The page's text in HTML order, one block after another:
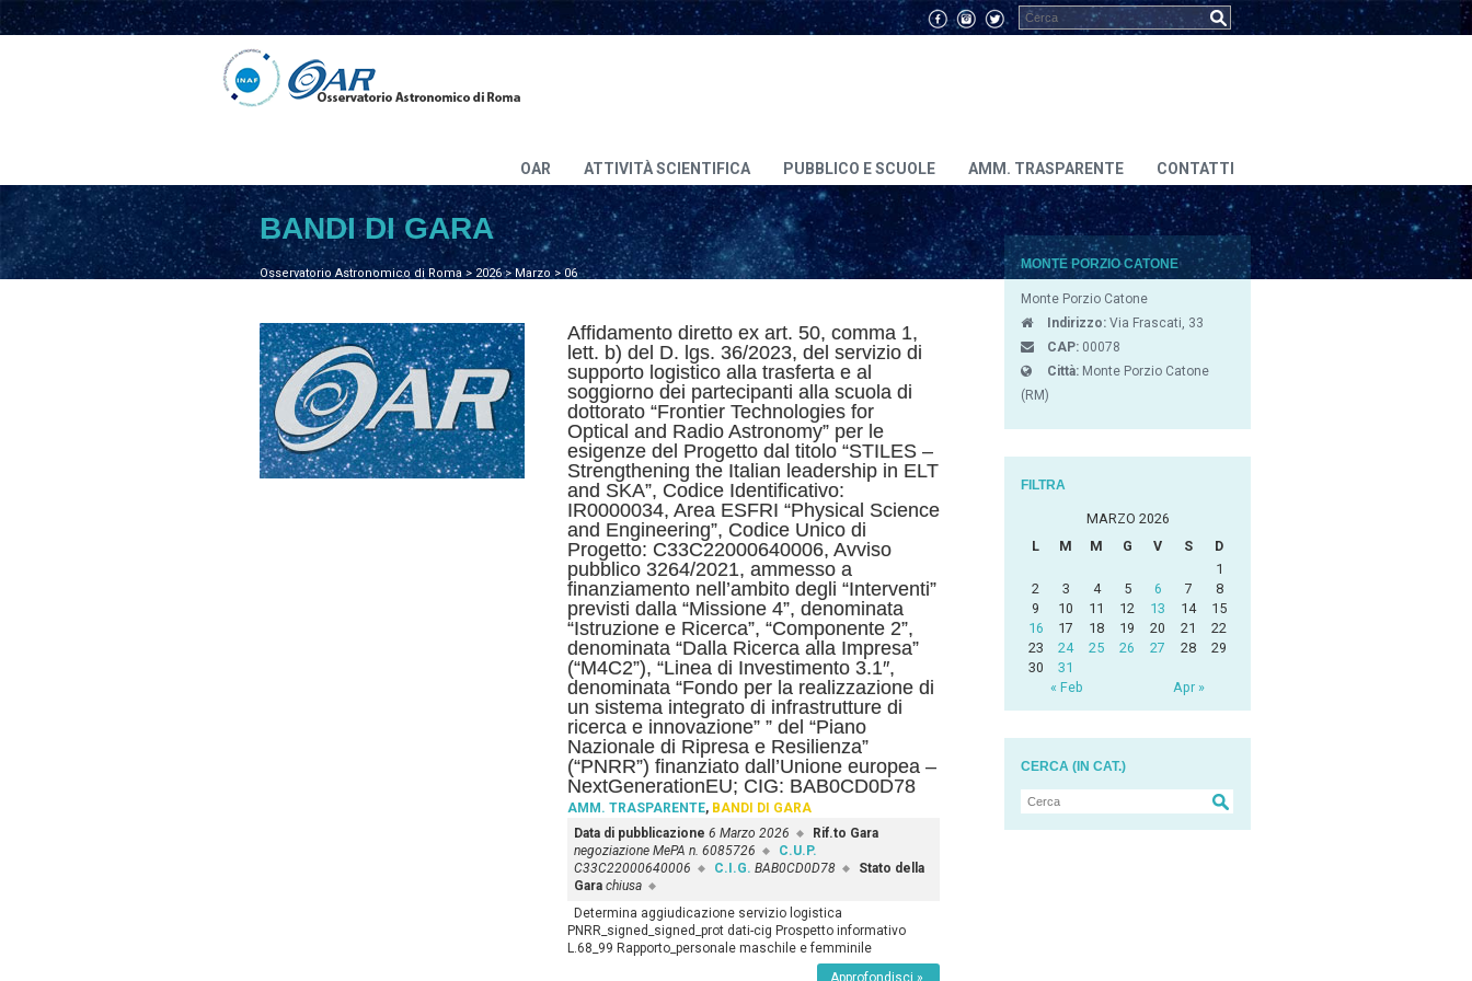
OAR ATTIVITÀ SCIENTIFICA PUBBLICO E SCUOLE AMM. TRASPARENTE CONTATTI
Osservatorio Astronomico di Roma> 2026>Marzo>06
BANDI DI GARA
Affidamento diretto ex art. 50, comma 1,
lett. b) del D. lgs. 36/2023, del servizio di
supporto logistico alla trasferta e al
soggiorno dei partecipanti alla scuola di
dottorato “Frontier Technologies for
Optical and Radio Astronomy” per le
esigenze del Progetto dal titolo “STILES –
Strengthening the Italian leadership in ELT
and SKA”, Codice Identificativo:
IR0000034, Area ESFRI “Physical Science
and Engineering”, Codice Unico di
Progetto: C33C22000640006, Avviso
pubblico 3264/2021, ammesso a
finanziamento nell’ambito degli “Interventi”
previsti dalla “Missione 4”, denominata
“Istruzione e Ricerca”, “Componente 2”,
denominata “Dalla Ricerca alla Impresa”
(“M4C2”), “Linea di Investimento 3.1″,
denominata “Fondo per la realizzazione di
un sistema integrato di infrastrutture di
ricerca e innovazione” ” del “Piano
Nazionale di Ripresa e Resilienza”
(“PNRR”) finanziato dall’Unione europea –
NextGenerationEU; CIG: BAB0CD0D78
AMM. TRASPARENTE, BANDI DI GARA
Data di pubblicazione 6 Marzo 2026
Rif.to Gara
negoziazione MePA n. 6085726
C.U.P.
C33C22000640006
C.I.G. BAB0CD0D78
Stato della
Gara chiusa
Determina aggiudicazione servizio logistica
PNRR_signed_signed_prot dati-cig Prospetto informativo
L.68_99 Rapporto_personale maschile e femminile
Approfondisci »
MONTE PORZIO CATONE
Monte Porzio Catone
Indirizzo: Via Frascati, 33
CAP: 00078
Città: Monte Porzio Catone
(RM)
FILTRA
MARZO 2026
L
M M G V S D
« Feb Apr »
1
2
3 4 5 6 7
8
9
10 11 12 13 14
15
16
17 18 19 20 21
22
23
24 25 26 27 28
29
30
31
CERCA (IN CAT.)